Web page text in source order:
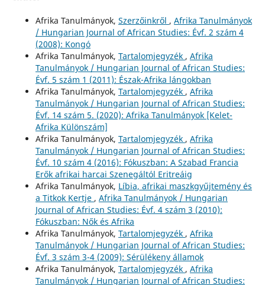
Afrika Tanulmányok, Szerzőinkről , Afrika Tanulmányok
/ Hungarian Journal of African Studies: Évf. 2 szám 4
(2008): Kongó
Afrika Tanulmányok, Tartalomjegyzék , Afrika
Tanulmányok / Hungarian Journal of African Studies:
Évf. 5 szám 1 (2011): Észak-Afrika lángokban
Afrika Tanulmányok, Tartalomjegyzék , Afrika
Tanulmányok / Hungarian Journal of African Studies:
Évf. 14 szám 5. (2020): Afrika Tanulmányok [Kelet-
Afrika Különszám]
Afrika Tanulmányok, Tartalomjegyzék , Afrika
Tanulmányok / Hungarian Journal of African Studies:
Évf. 10 szám 4 (2016): Fókuszban: A Szabad Francia
Erők afrikai harcai Szenegáltól Eritreáig
Afrika Tanulmányok, Líbia, afrikai maszkgyűjtemény és
a Titkok Kertje , Afrika Tanulmányok / Hungarian
Journal of African Studies: Évf. 4 szám 3 (2010):
Fókuszban: Nők és Afrika
Afrika Tanulmányok, Tartalomjegyzék , Afrika
Tanulmányok / Hungarian Journal of African Studies:
Évf. 3 szám 3-4 (2009): Sérülékeny államok
Afrika Tanulmányok, Tartalomjegyzék , Afrika
Tanulmányok / Hungarian Journal of African Studies: